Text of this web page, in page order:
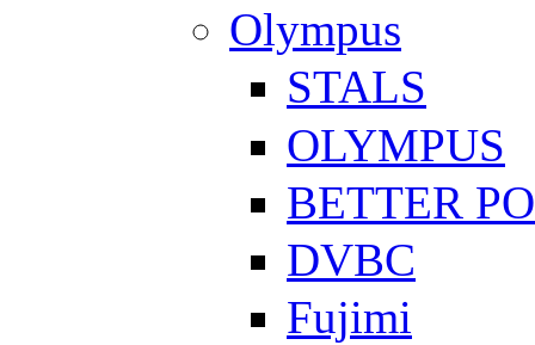
Olympus
STALS
OLYMPUS
BETTER
DVBC
Fujimi